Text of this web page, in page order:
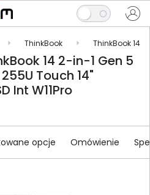
ThinkBook ThinkBook 14
14 2-in-1 Gen 5
Touch 14"
Int W11Pro
opcje Omówienie